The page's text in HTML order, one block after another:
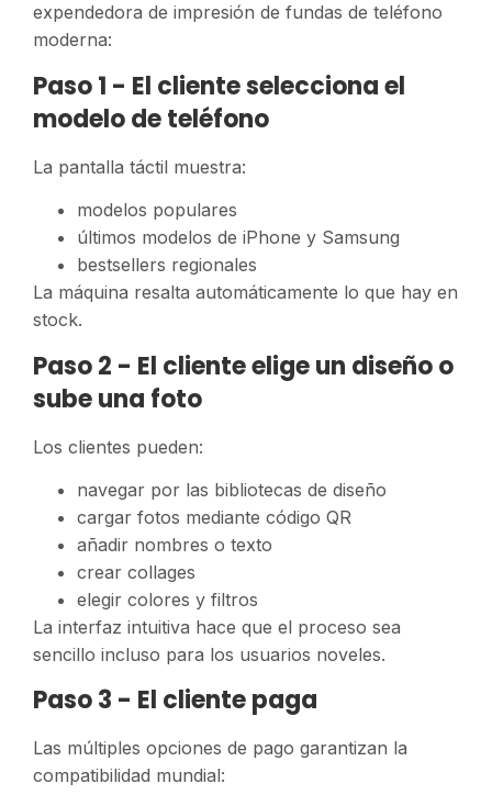
expendedora de impresión de fundas de teléfono
moderna:
Paso 1 - El cliente selecciona el
modelo de teléfono
La pantalla táctil muestra:
modelos populares
últimos modelos de iPhone y Samsung
bestsellers regionales
La máquina resalta automáticamente lo que hay en
stock.
Paso 2 - El cliente elige un diseño o
sube una foto
Los clientes pueden:
navegar por las bibliotecas de diseño
cargar fotos mediante código QR
añadir nombres o texto
crear collages
elegir colores y filtros
La interfaz intuitiva hace que el proceso sea
sencillo incluso para los usuarios noveles.
Paso 3 - El cliente paga
Las múltiples opciones de pago garantizan la
compatibilidad mundial: